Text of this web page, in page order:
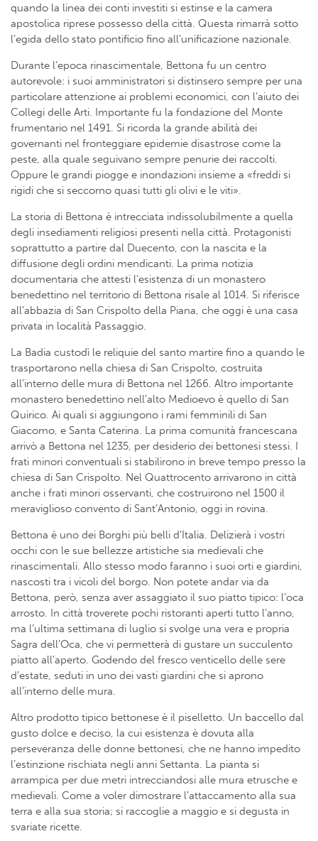
quando la linea dei conti investiti si estinse e la camera
apostolica riprese possesso della città. Questa rimarrà sotto
l’egida dello stato pontificio fino all’unificazione nazionale.
Durante l’epoca rinascimentale, Bettona fu un centro
autorevole: i suoi amministratori si distinsero sempre per una
particolare attenzione ai problemi economici, con l’aiuto dei
Collegi delle Arti. Importante fu la fondazione del Monte
frumentario nel 1491. Si ricorda la grande abilità dei
governanti nel fronteggiare epidemie disastrose come la
peste, alla quale seguivano sempre penurie dei raccolti.
Oppure le grandi piogge e inondazioni insieme a «freddi si
rigidi che si seccorno quasi tutti gli olivi e le viti».
La storia di Bettona è intrecciata indissolubilmente a quella
degli insediamenti religiosi presenti nella città. Protagonisti
soprattutto a partire dal Duecento, con la nascita e la
diffusione degli ordini mendicanti. La prima notizia
documentaria che attesti l’esistenza di un monastero
benedettino nel territorio di Bettona risale al 1014. Si riferisce
all’abbazia di San Crispolto della Piana, che oggi è una casa
privata in località Passaggio.
La Badia custodì le reliquie del santo martire fino a quando le
trasportarono nella chiesa di San Crispolto, costruita
all’interno delle mura di Bettona nel 1266. Altro importante
monastero benedettino nell’alto Medioevo è quello di San
Quirico. Ai quali si aggiungono i rami femminili di San
Giacomo, e Santa Caterina. La prima comunità francescana
arrivò a Bettona nel 1235, per desiderio dei bettonesi stessi. I
frati minori conventuali si stabilirono in breve tempo presso la
chiesa di San Crispolto. Nel Quattrocento arrivarono in città
anche i frati minori osservanti, che costruirono nel 1500 il
meraviglioso convento di Sant’Antonio, oggi in rovina.
Bettona è uno dei Borghi più belli d’Italia. Delizierà i vostri
occhi con le sue bellezze artistiche sia medievali che
rinascimentali. Allo stesso modo faranno i suoi orti e giardini,
nascosti tra i vicoli del borgo. Non potete andar via da
Bettona, però, senza aver assaggiato il suo piatto tipico: l’oca
arrosto. In città troverete pochi ristoranti aperti tutto l’anno,
ma l’ultima settimana di luglio si svolge una vera e propria
Sagra dell’Oca, che vi permetterà di gustare un succulento
piatto all’aperto. Godendo del fresco venticello delle sere
d’estate, seduti in uno dei vasti giardini che si aprono
all’interno delle mura.
Altro prodotto tipico bettonese è il piselletto. Un baccello dal
gusto dolce e deciso, la cui esistenza è dovuta alla
perseveranza delle donne bettonesi, che ne hanno impedito
l’estinzione rischiata negli anni Settanta. La pianta si
arrampica per due metri intrecciandosi alle mura etrusche e
medievali. Come a voler dimostrare l’attaccamento alla sua
terra e alla sua storia; si raccoglie a maggio e si degusta in
svariate ricette.